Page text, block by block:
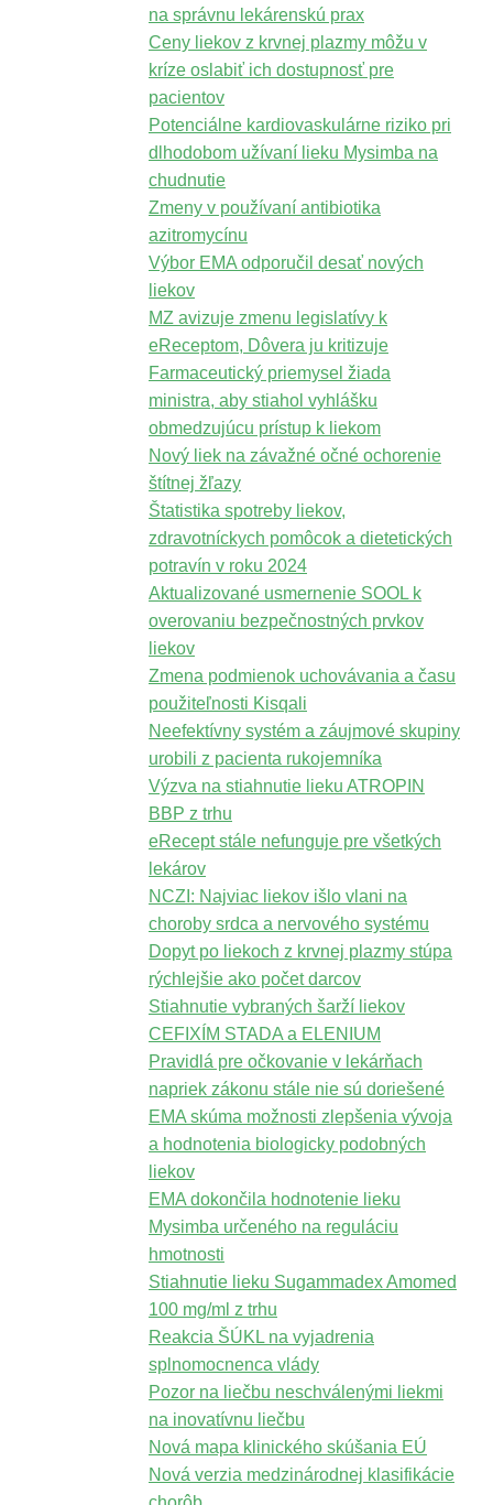
na správnu lekárenskú prax
Ceny liekov z krvnej plazmy môžu v
kríze oslabiť ich dostupnosť pre
pacientov
Potenciálne kardiovaskulárne riziko pri
dlhodobom užívaní lieku Mysimba na
chudnutie
Zmeny v používaní antibiotika
azitromycínu
Výbor EMA odporučil desať nových
liekov
MZ avizuje zmenu legislatívy k
eReceptom, Dôvera ju kritizuje
Farmaceutický priemysel žiada
ministra, aby stiahol vyhlášku
obmedzujúcu prístup k liekom
Nový liek na závažné očné ochorenie
štítnej žľazy
Štatistika spotreby liekov,
zdravotníckych pomôcok a dietetických
potravín v roku 2024
Aktualizované usmernenie SOOL k
overovaniu bezpečnostných prvkov
liekov
Zmena podmienok uchovávania a času
použiteľnosti Kisqali
Neefektívny systém a záujmové skupiny
urobili z pacienta rukojemníka
Výzva na stiahnutie lieku ATROPIN
BBP z trhu
eRecept stále nefunguje pre všetkých
lekárov
NCZI: Najviac liekov išlo vlani na
choroby srdca a nervového systému
Dopyt po liekoch z krvnej plazmy stúpa
rýchlejšie ako počet darcov
Stiahnutie vybraných šarží liekov
CEFIXÍM STADA a ELENIUM
Pravidlá pre očkovanie v lekárňach
napriek zákonu stále nie sú doriešené
EMA skúma možnosti zlepšenia vývoja
a hodnotenia biologicky podobných
liekov
EMA dokončila hodnotenie lieku
Mysimba určeného na reguláciu
hmotnosti
Stiahnutie lieku Sugammadex Amomed
100 mg/ml z trhu
Reakcia ŠÚKL na vyjadrenia
splnomocnenca vlády
Pozor na liečbu neschválenými liekmi
na inovatívnu liečbu
Nová mapa klinického skúšania EÚ
Nová verzia medzinárodnej klasifikácie